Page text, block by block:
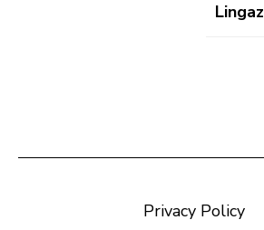
Lingaz
Privacy Policy